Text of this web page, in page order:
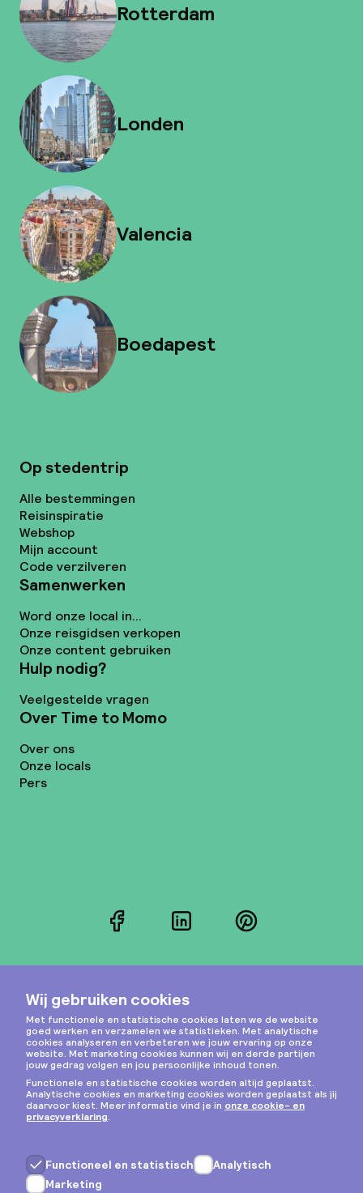
Rotterdam
Londen
Valencia
Boedapest
Op stedentrip
Alle bestemmingen
Reisinspiratie
Webshop
Mijn account
Code verzilveren
Samenwerken
Word onze local in...
Onze reisgidsen verkopen
Onze content gebruiken
Hulp nodig?
Veelgestelde vragen
Over Time to Momo
Over ons
Onze locals
Pers
FacebookLinkedInPinterest
Instagram
Privacy & cookies
Algemene voorwaarden